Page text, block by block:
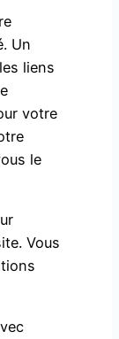
Un
liens
votre
le
Vous